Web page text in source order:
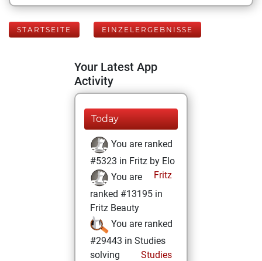
STARTSEITE EINZELERGEBNISSE
Your Latest App
Activity
Today
You are ranked
#5323 in Fritz by Elo
Fritz
You are
ranked #13195 in
Fritz Beauty
You are ranked
#29443 in Studies
solving
Studies